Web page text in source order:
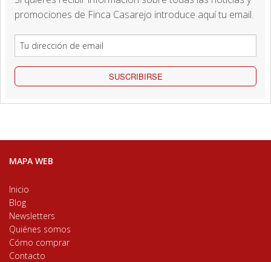
promociones de Finca Casarejo introduce aquí tu email.
SUSCRIBIRSE
MAPA WEB
Inicio
Blog
Newsletters
Quiénes somos
Cómo comprar
Contacto